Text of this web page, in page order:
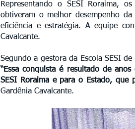
Representando o SESI Roraima,
obtiveram o melhor desempenho
eficiência e estratégia. A equipe
Cavalcante.
Segundo a gestora da Escola SESI
“Essa conquista é resultado de
SESI Roraima e para o Estado, que
Gardênia Cavalcante.